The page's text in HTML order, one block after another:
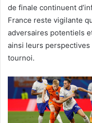
de finale continuent
France reste vigilante
adversaires potentiels
ainsi leurs
tournoi.